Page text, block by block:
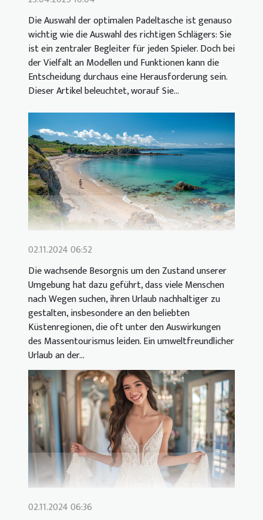
Die Auswahl der optimalen Padeltasche ist genauso
wichtig wie die Auswahl des richtigen Schlägers: Sie
ist ein zentraler Begleiter für jeden Spieler. Doch bei
der Vielfalt an Modellen und Funktionen kann die
Entscheidung durchaus eine Herausforderung sein.
Dieser Artikel beleuchtet, worauf Sie...
02.11.2024 06:52
Die wachsende Besorgnis um den Zustand unserer
Umgebung hat dazu geführt, dass viele Menschen
nach Wegen suchen, ihren Urlaub nachhaltiger zu
gestalten, insbesondere an den beliebten
Küstenregionen, die oft unter den Auswirkungen
des Massentourismus leiden. Ein umweltfreundlicher
Urlaub an der...
02.11.2024 06:36